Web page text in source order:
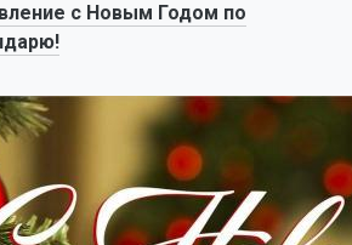
с Новым Годом по